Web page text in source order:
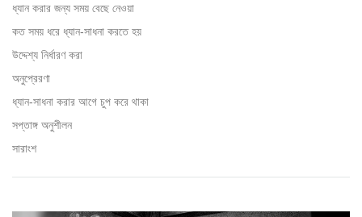
ধ্যান করার জন্য সময় বেছে নেওয়া
কত সময় ধরে ধ্যান-সাধনা করতে হয়
উদ্দেশ্য নির্ধারণ করা
অনুপ্রেরণা
ধ্যান-সাধনা করার আগে চুপ করে থাকা
সপ্তাঙ্গ অনুশীলন
সারাংশ